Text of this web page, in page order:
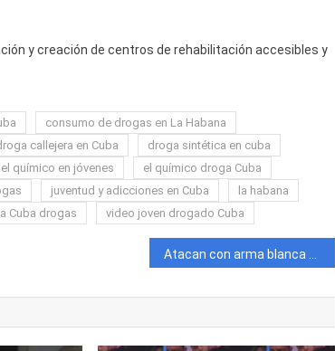
y creación de centros de rehabilitación accesibles y
consumo de drogas en La Habana
callejera en Cuba
droga sintética en cuba
químico en jóvenes
el químico droga Cuba
juventud y adicciones en Cuba
la habana
Cuba drogas video joven drogado Cuba
Atacan con arma blanca a una bodeguera en La Habana para robarle dinero y supuestamente comprar «Químico»